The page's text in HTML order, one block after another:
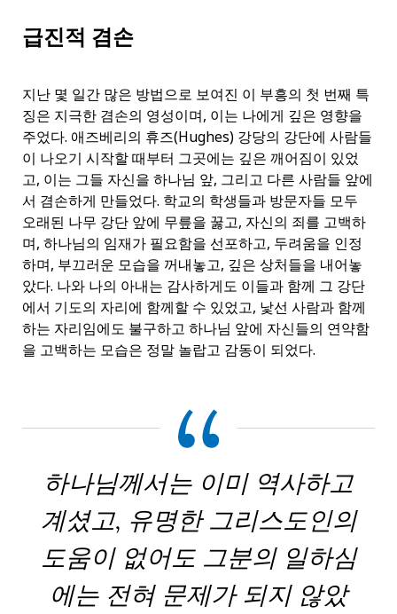
급진적 겸손
지난 몇 일간 많은 방법으로 보여진 이 부흥의 첫 번째 특
징은 지극한 겸손의 영성이며, 이는 나에게 깊은 영향을
주었다. 애즈베리의 휴즈(Hughes) 강당의 강단에 사람들
이 나오기 시작할 때부터 그곳에는 깊은 깨어짐이 있었
고, 이는 그들 자신을 하나님 앞, 그리고 다른 사람들 앞에
서 겸손하게 만들었다. 학교의 학생들과 방문자들 모두
오래된 나무 강단 앞에 무릎을 꿇고, 자신의 죄를 고백하
며, 하나님의 임재가 필요함을 선포하고, 두려움을 인정
하며, 부끄러운 모습을 꺼내놓고, 깊은 상처들을 내어놓
았다. 나와 나의 아내는 감사하게도 이들과 함께 그 강단
에서 기도의 자리에 함께할 수 있었고, 낯선 사람과 함께
하는 자리임에도 불구하고 하나님 앞에 자신들의 연약함
을 고백하는 모습은 정말 놀랍고 감동이 되었다.
하나님께서는 이미 역사하고
계셨고, 유명한 그리스도인의
도움이 없어도 그분의 일하심
에는 전혀 문제가 되지 않았